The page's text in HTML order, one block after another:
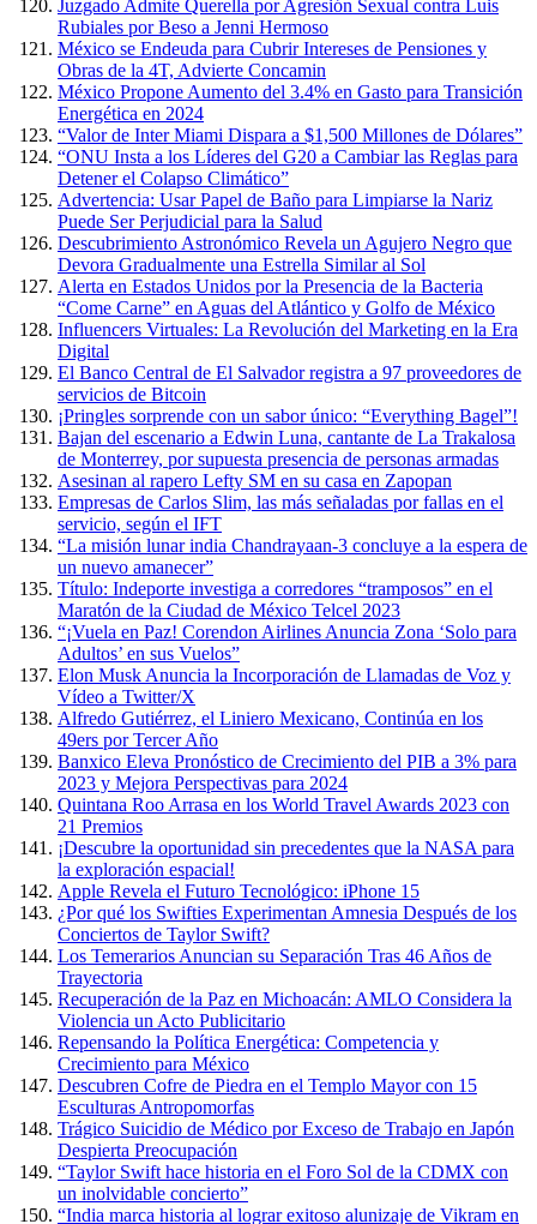
Juzgado Admite Querella por Agresión Sexual contra Luis
Rubiales por Beso a Jenni Hermoso
México se Endeuda para Cubrir Intereses de Pensiones y
Obras de la 4T, Advierte Concamin
México Propone Aumento del 3.4% en Gasto para Transición
Energética en 2024
“Valor de Inter Miami Dispara a $1,500 Millones de Dólares”
“ONU Insta a los Líderes del G20 a Cambiar las Reglas para
Detener el Colapso Climático”
Advertencia: Usar Papel de Baño para Limpiarse la Nariz
Puede Ser Perjudicial para la Salud
Descubrimiento Astronómico Revela un Agujero Negro que
Devora Gradualmente una Estrella Similar al Sol
Alerta en Estados Unidos por la Presencia de la Bacteria
“Come Carne” en Aguas del Atlántico y Golfo de México
Influencers Virtuales: La Revolución del Marketing en la Era
Digital
El Banco Central de El Salvador registra a 97 proveedores de
servicios de Bitcoin
¡Pringles sorprende con un sabor único: “Everything Bagel”!
Bajan del escenario a Edwin Luna, cantante de La Trakalosa
de Monterrey, por supuesta presencia de personas armadas
Asesinan al rapero Lefty SM en su casa en Zapopan
Empresas de Carlos Slim, las más señaladas por fallas en el
servicio, según el IFT
“La misión lunar india Chandrayaan-3 concluye a la espera de
un nuevo amanecer”
Título: Indeporte investiga a corredores “tramposos” en el
Maratón de la Ciudad de México Telcel 2023
“¡Vuela en Paz! Corendon Airlines Anuncia Zona ‘Solo para
Adultos’ en sus Vuelos”
Elon Musk Anuncia la Incorporación de Llamadas de Voz y
Vídeo a Twitter/X
Alfredo Gutiérrez, el Liniero Mexicano, Continúa en los
49ers por Tercer Año
Banxico Eleva Pronóstico de Crecimiento del PIB a 3% para
2023 y Mejora Perspectivas para 2024
Quintana Roo Arrasa en los World Travel Awards 2023 con
21 Premios
¡Descubre la oportunidad sin precedentes que la NASA para
la exploración espacial!
Apple Revela el Futuro Tecnológico: iPhone 15
¿Por qué los Swifties Experimentan Amnesia Después de los
Conciertos de Taylor Swift?
Los Temerarios Anuncian su Separación Tras 46 Años de
Trayectoria
Recuperación de la Paz en Michoacán: AMLO Considera la
Violencia un Acto Publicitario
Repensando la Política Energética: Competencia y
Crecimiento para México
Descubren Cofre de Piedra en el Templo Mayor con 15
Esculturas Antropomorfas
Trágico Suicidio de Médico por Exceso de Trabajo en Japón
Despierta Preocupación
“Taylor Swift hace historia en el Foro Sol de la CDMX con
un inolvidable concierto”
“India marca historia al lograr exitoso alunizaje de Vikram en